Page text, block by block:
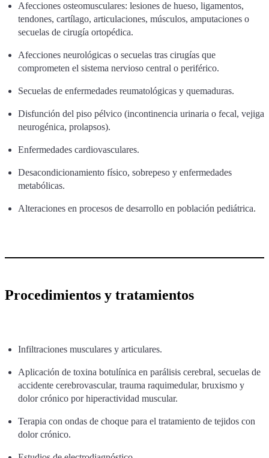
Afecciones osteomusculares: lesiones de hueso, ligamentos,
tendones, cartílago, articulaciones, músculos, amputaciones o
secuelas de cirugía ortopédica.
Afecciones neurológicas o secuelas tras cirugías que
comprometen el sistema nervioso central o periférico.
Secuelas de enfermedades reumatológicas y quemaduras.
Disfunción del piso pélvico (incontinencia urinaria o fecal, vejiga
neurogénica, prolapsos).
Enfermedades cardiovasculares.
Desacondicionamiento físico, sobrepeso y enfermedades
metabólicas.
Alteraciones en procesos de desarrollo en población pediátrica.
Procedimientos y tratamientos
Infiltraciones musculares y articulares.
Aplicación de toxina botulínica en parálisis cerebral, secuelas de
accidente cerebrovascular, trauma raquimedular, bruxismo y
dolor crónico por hiperactividad muscular.
Terapia con ondas de choque para el tratamiento de tejidos con
dolor crónico.